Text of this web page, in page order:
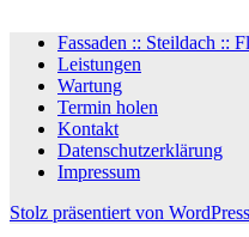
Fassaden :: Steildach ::
Leistungen
Wartung
Termin holen
Kontakt
Datenschutzerklärung
Impressum
Stolz präsentiert von WordPress